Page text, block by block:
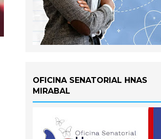
OFICINA SENATORIAL HNAS
MIRABAL